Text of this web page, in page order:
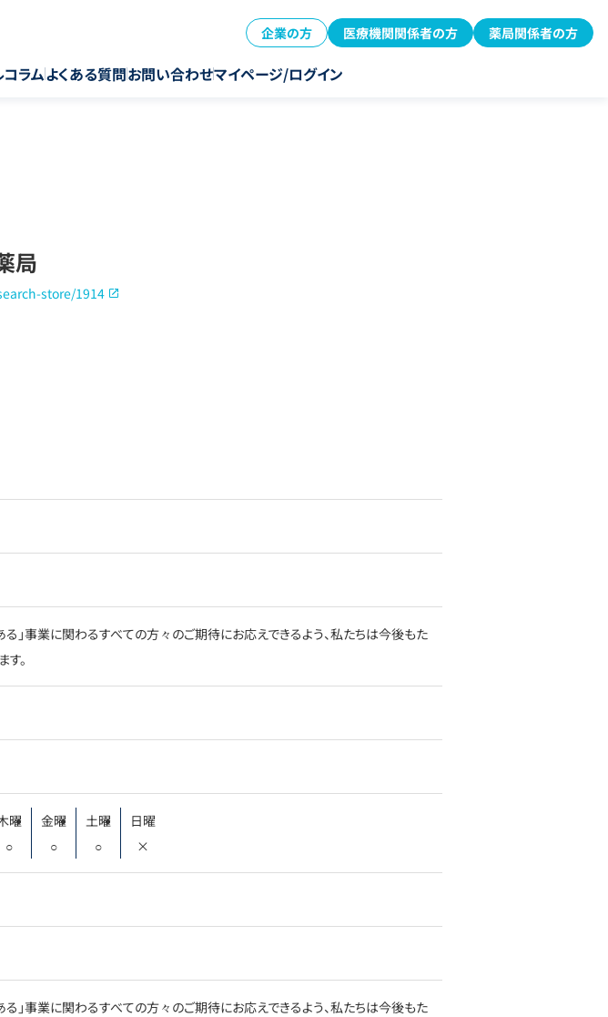
企業の方 医療機関関係者の方 薬局関係者の方
コラムよくある質問お問い合わせマイページ/ログイン
局
store/1914
る」事業に関わるすべての方々のご期待にお応えできるよう、私たちは今後もた
。
曜
○
金曜
○
土曜
○
日曜
×
る」事業に関わるすべての方々のご期待にお応えできるよう、私たちは今後もた